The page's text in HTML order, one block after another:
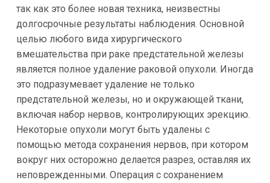
так как это более новая техника, неизвестны
долгосрочные результаты наблюдения. Основной
целью любого вида хирургического
вмешательства при раке предстательной железы
является полное удаление раковой опухоли. Иногда
это подразумевает удаление не только
предстательной железы, но и окружающей ткани,
включая набор нервов, контролирующих эрекцию.
Некоторые опухоли могут быть удалены с
помощью метода сохранения нервов, при котором
вокруг них осторожно делается разрез, оставляя их
неповрежденными. Операция с сохранением